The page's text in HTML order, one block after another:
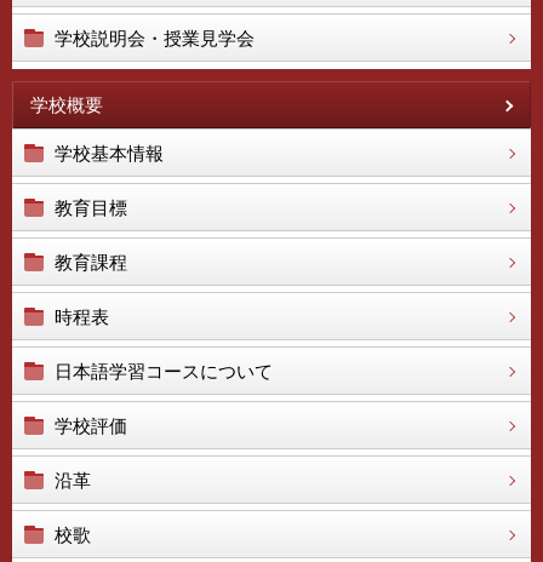
学校説明会・授業見学会
学校概要
学校基本情報
教育目標
教育課程
時程表
日本語学習コースについて
学校評価
沿革
校歌